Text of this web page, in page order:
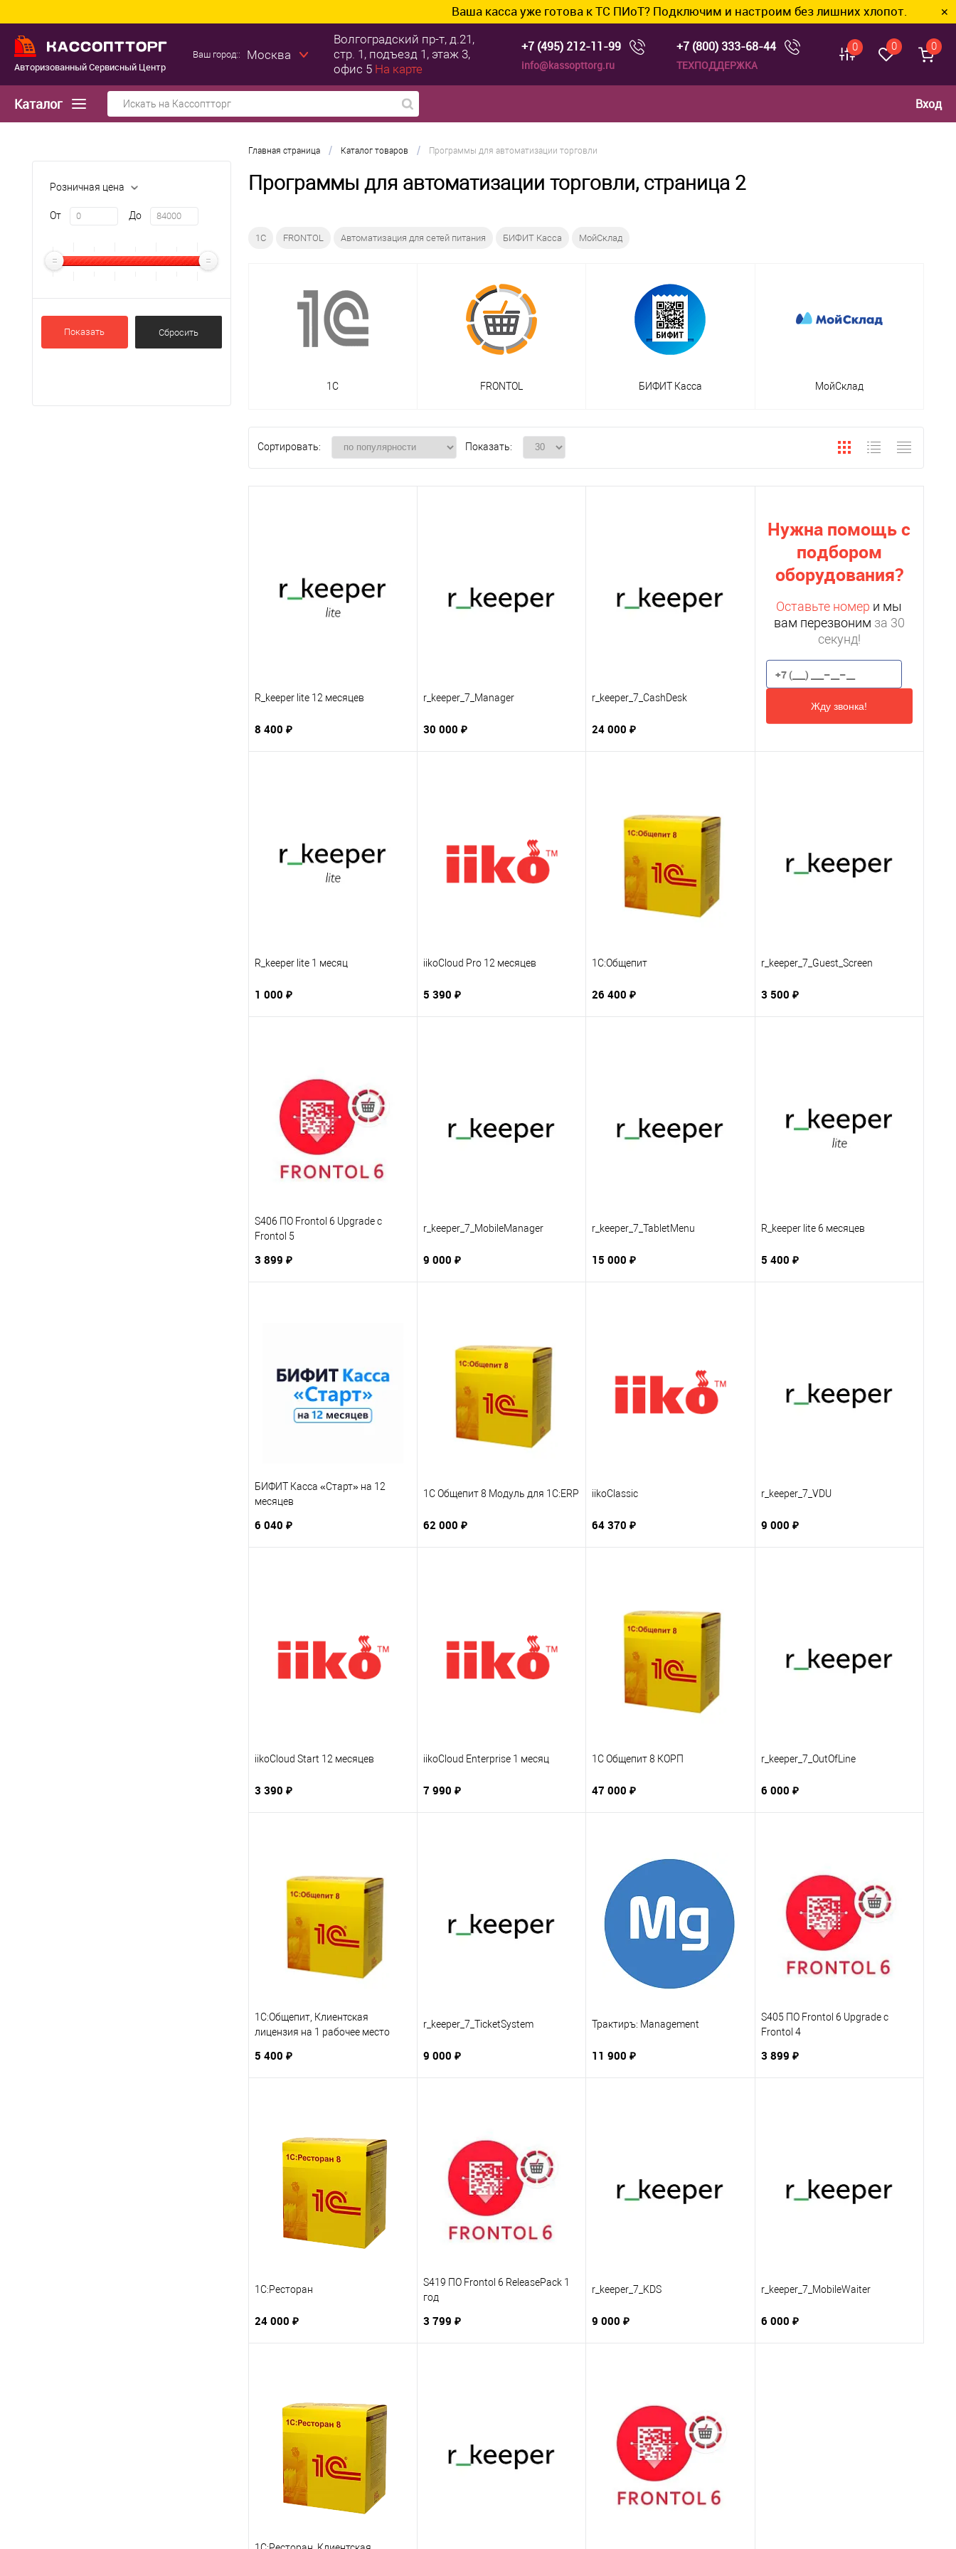
Ваша касса уже готова к ТС ПИоТ? Подключим и настроим без лишних хлопот. ✕
Авторизованный Сервисный Центр
Ваш город:: Москва
Волгоградский пр-т, д.21,
стр. 1, подъезд 1, этаж 3,
офис 5 На карте
+7 (495) 212-11-99
info@kassopttorg.ru
+7 (800) 333-68-44
ТЕХПОДДЕРЖКА
0 0 0
Каталог Вход
Розничная цена
От До
Показать
Главная страница / Каталог товаров / Программы для автоматизации торговли
Программы для автоматизации торговли, страница 2
1C FRONTOL Автоматизация для сетей питания БИФИТ Касса МойСклад
1C FRONTOL БИФИТ Касса МойСклад
Сортировать: Показать:
R_keeper lite 12 месяцев
8 400 ₽
r_keeper_7_Manager
30 000 ₽
r_keeper_7_CashDesk
24 000 ₽
Нужна помощь с
подбором
оборудования?
Оставьте номер и мы
вам перезвоним за 30
секунд!
Жду звонка!
R_keeper lite 1 месяц
1 000 ₽
iikoCloud Pro 12 месяцев
5 390 ₽
1С:Общепит
26 400 ₽
r_keeper_7_Guest_Screen
3 500 ₽
S406 ПО Frontol 6 Upgrade с
Frontol 5
3 899 ₽
r_keeper_7_MobileManager
9 000 ₽
r_keeper_7_TabletMenu
15 000 ₽
R_keeper lite 6 месяцев
5 400 ₽
БИФИТ Касса «Старт» на 12
месяцев
6 040 ₽
1С Общепит 8 Модуль для 1С:ERP
62 000 ₽
iikoClassic
64 370 ₽
r_keeper_7_VDU
9 000 ₽
iikoCloud Start 12 месяцев
3 390 ₽
iikoCloud Enterprise 1 месяц
7 990 ₽
1С Общепит 8 КОРП
47 000 ₽
r_keeper_7_OutOfLine
6 000 ₽
1С:Общепит, Клиентская
лицензия на 1 рабочее место
5 400 ₽
r_keeper_7_TicketSystem
9 000 ₽
Трактиръ: Management
11 900 ₽
S405 ПО Frontol 6 Upgrade с
Frontol 4
3 899 ₽
1С:Ресторан
24 000 ₽
S419 ПО Frontol 6 ReleasePack 1
год
3 799 ₽
r_keeper_7_KDS
9 000 ₽
r_keeper_7_MobileWaiter
6 000 ₽